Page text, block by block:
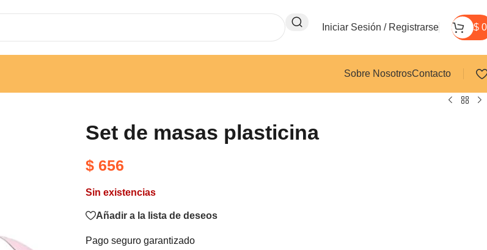
Iniciar Sesión / Registrarse $ 0
Sobre NosotrosContacto
Set de masas plasticina
$ 656
Sin existencias
Añadir a la lista de deseos
Pago seguro garantizado